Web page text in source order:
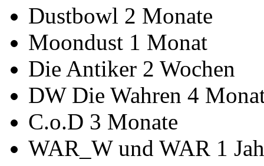
Dustbowl 2 Monate
Moondust 1 Monat
Die Antiker 2 Wochen
DW Die Wahren 4
C.o.D 3 Monate
WAR_W und WAR 1